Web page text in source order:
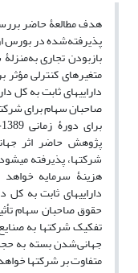
هدف مطالعۀ حاضر
پذیرفته‌شده در بورس
باز‌بودن تجاری
متغیرهای کنترلی
دارایی‏های ثابت به کل
صاحبان سهام برای
پژوهش حاضر اثر
شرکت‏ها، پذیرفته
هزینۀ سرمایه
دارایی‏های ثابت به کل
تفکیک شرکت‏ها به
جهانی‌شدن بسته به
متفاوت بر شرکت‏ها